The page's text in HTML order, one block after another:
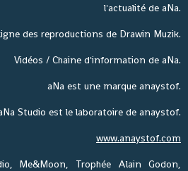
l'actualité de aNa.
des reproductions de Drawin Muzik.
Vidéos / Chaine d'information de aNa.
aNa est une marque anaystof.
Studio est le laboratoire de anaystof.
www.anaystof.com
Me&Moon, Trophée Alain Godon,